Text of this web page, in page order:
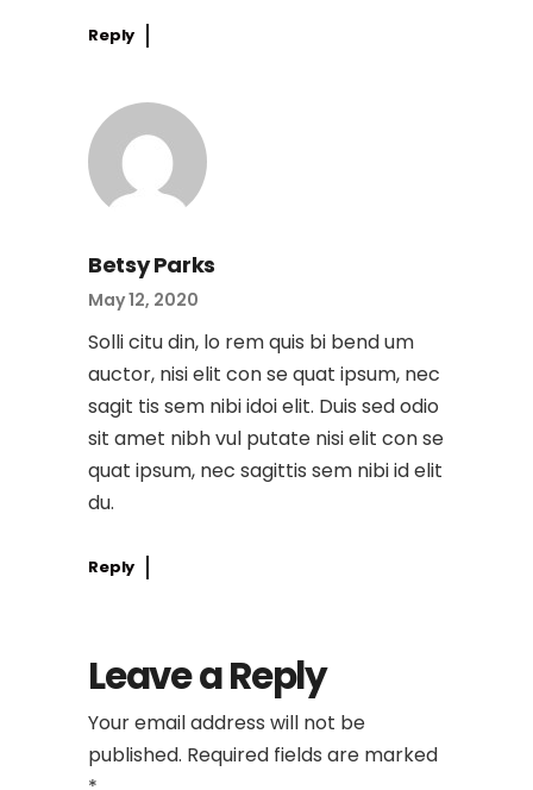
Reply
Betsy Parks
May 12, 2020
Solli citu din, lo rem quis bi bend um
auctor, nisi elit con se quat ipsum, nec
sagit tis sem nibi idoi elit. Duis sed odio
sit amet nibh vul putate nisi elit con se
quat ipsum, nec sagittis sem nibi id elit
du.
Reply
Leave a Reply
Your email address will not be
published. Required fields are marked